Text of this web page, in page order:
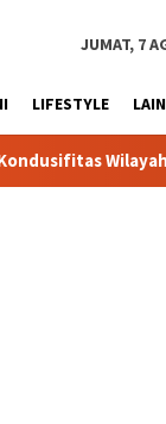
JUMAT, 7
LIFESTYLE
Samapta Polres